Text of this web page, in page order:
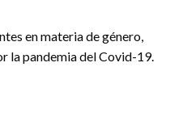
en materia de género,
la pandemia del Covid-19.